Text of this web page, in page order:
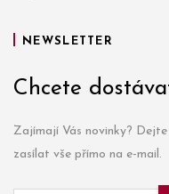
NEWSLETTER
Chcete
Zajímají Vás novinky?
zasílat vše přímo na e-mail.